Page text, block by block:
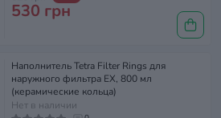
530 грн
Наполнитель Tetra Filter Rings для
наружного фильтра EX, 800 мл
(керамические кольца)
Нет в наличии